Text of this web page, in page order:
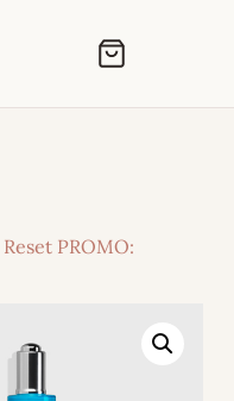
PROMO: